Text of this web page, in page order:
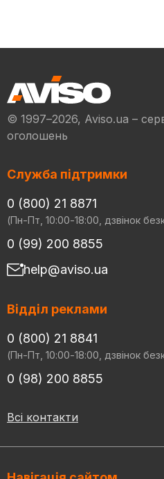
© 1997–2026, Aviso.ua –
оголошень
Служба підтримки
0 (800) 21 8871
(Пн-Пт, 10:00-18:00, дзвінок
0 (99) 200 8855
help@aviso.ua
Відділ реклами
0 (800) 21 8841
(Пн-Пт, 10:00-18:00, дзвінок
0 (98) 200 8855
Всі контакти